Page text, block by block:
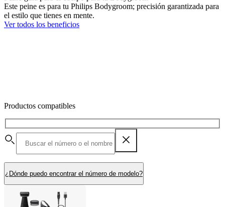
Este peine es para tu Philips Bodygroom; precisión garantizada para
el estilo que tienes en mente.
Ver todos los beneficios
Productos compatibles
¿Dónde puedo encontrar el número de modelo?